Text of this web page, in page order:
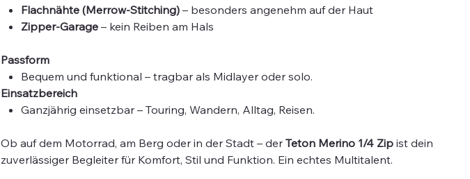
Flachnähte (Merrow-Stitching)– besonders angenehm auf der Haut
Zipper-Garage– kein Reiben am Hals
Passform
Bequem und funktional – tragbar als Midlayer oder solo.
Einsatzbereich
Ganzjährig einsetzbar – Touring, Wandern, Alltag, Reisen.
Ob auf dem Motorrad, am Berg oder in der Stadt – der Teton Merino 1/4 Zipist dein
zuverlässiger Begleiter für Komfort, Stil und Funktion. Ein echtes Multitalent.